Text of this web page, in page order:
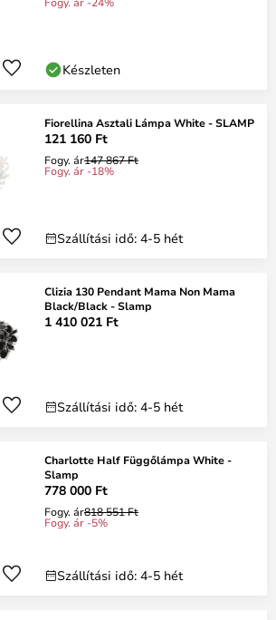
Készleten
Fiorellina Asztali Lámpa White - SLAMP
121 160 Ft
Fogy. ár147 867 Ft
Fogy. ár -18%
Szállítási idő: 4-5 hét
Clizia 130 Pendant Mama Non Mama
Black/Black - Slamp
1 410 021 Ft
Szállítási idő: 4-5 hét
Charlotte Half Függőlámpa White -
Slamp
778 000 Ft
Fogy. ár818 551 Ft
Fogy. ár -5%
Szállítási idő: 4-5 hét